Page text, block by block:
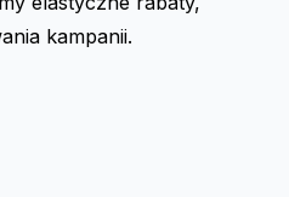
kampanii.